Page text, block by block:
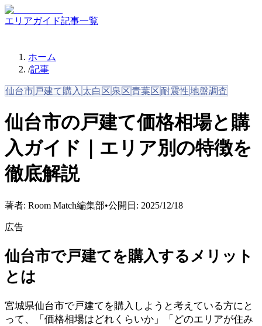
エリアガイド記事一覧
ホーム
/記事
仙台市 戸建て購入 太白区 泉区青葉区耐震性地盤調査
仙台市の戸建て価格相場と購
入ガイド｜エリア別の特徴を
徹底解説
著者: Room Match編集部•公開日: 2025/12/18
広告
仙台市で戸建てを購入するメリット
とは
宮城県仙台市で戸建てを購入しようと考えている方にと
って、「価格相場はどれくらいか」「どのエリアが住み